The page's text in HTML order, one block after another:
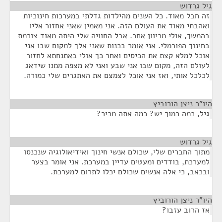
גיל גרדוש
זה חבל מאוד. כל השנים מהילדות גדלתי במערכות חינוכיות
ואהבתי מאוד את העולם הזה. אני מאמין שאני אחזור אליו
בהמשך, אולי מכיוון אחר. אבל החוויה שלי היתה מאוד צורמת
בחינוך הפורמלי. אני אומר בכנות שאני אלך למקום שבו אני
אוכל למלא קצת את הכיסים ואחר כך אולי באתנחתא לחזור
לעולם הזה, מקום שבו אני שבע ואני לא מצפה ממנו שידאג
לכלכל אותי, ואז אני אוכל לצמצם את האתגרים שלי כמורה.
היו"ר ניצן הורוביץ
גיל, כמה כמוך יש? כמה אתה מכיר?
גיל גרדוש
מתוך החברים שלי, שכולם אנשי חינוך ואידיאולוגיה שנכנסו
למערכת, בודדים ומעטים עדיין במערכת. אני אומר בצער
ובכאב, כי אלה אנשים שכולם יכלו לתרום למערכת.
היו"ר ניצן הורוביץ
אז הרוב עזבו?